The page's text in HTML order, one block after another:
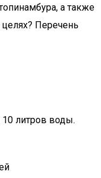
а также
Перечень
10 литров воды.